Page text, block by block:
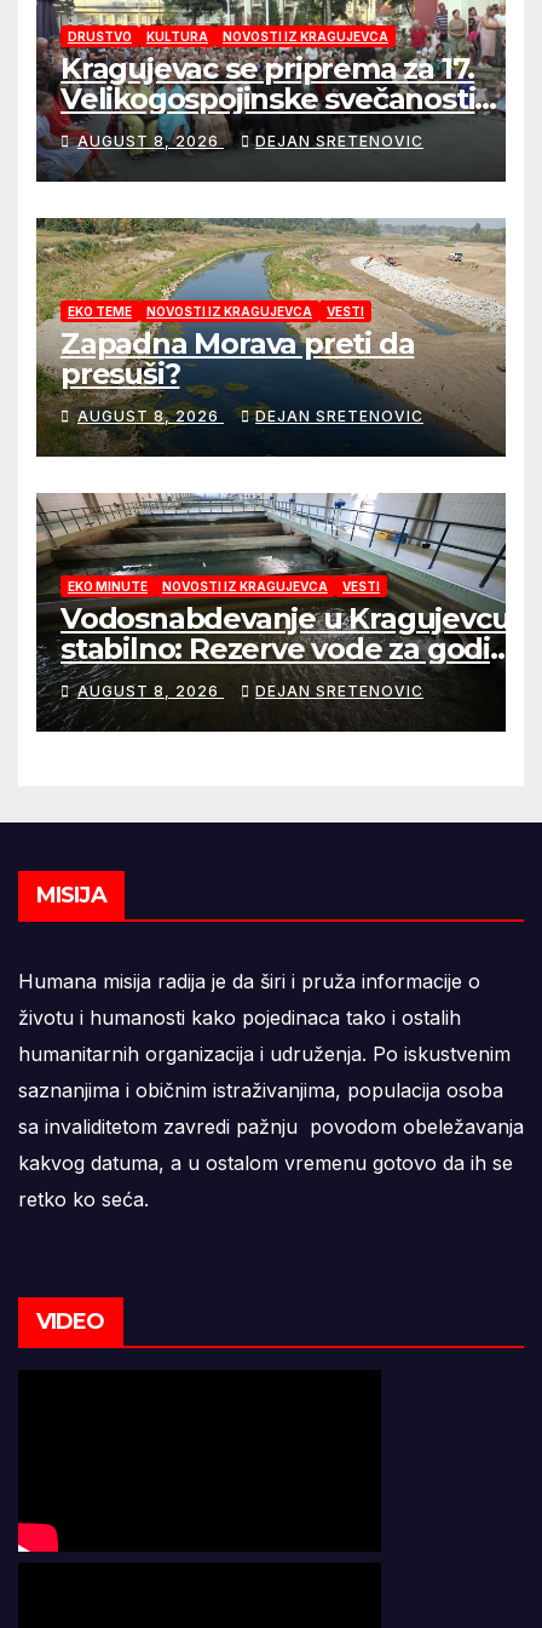
DRUSTVO KULTURA NOVOSTI IZ KRAGUJEVCA
Kragujevac se priprema za 17.
Velikogospojinske svečanosti
koje počinju 27. avgusta!
AUGUST 8, 2026 DEJAN SRETENOVIC
EKO TEME NOVOSTI IZ KRAGUJEVCA VESTI
Zapadna Morava preti da
presuši?
AUGUST 8, 2026 DEJAN SRETENOVIC
EKO MINUTE NOVOSTI IZ KRAGUJEVCA VESTI
Vodosnabdevanje u Kragujevcu
stabilno: Rezerve vode za godinu
dana
AUGUST 8, 2026 DEJAN SRETENOVIC
MISIJA
Humana misija radija je da širi i pruža informacije o
životu i humanosti kako pojedinaca tako i ostalih
humanitarnih organizacija i udruženja. Po iskustvenim
saznanjima i običnim istraživanjima, populacija osoba
sa invaliditetom zavredi pažnju povodom obeležavanja
kakvog datuma, a u ostalom vremenu gotovo da ih se
retko ko seća.
VIDEO